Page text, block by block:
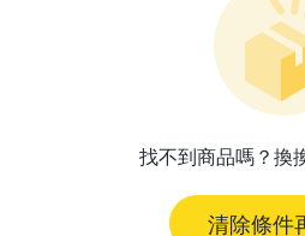
找不到商品嗎？換
清除條件